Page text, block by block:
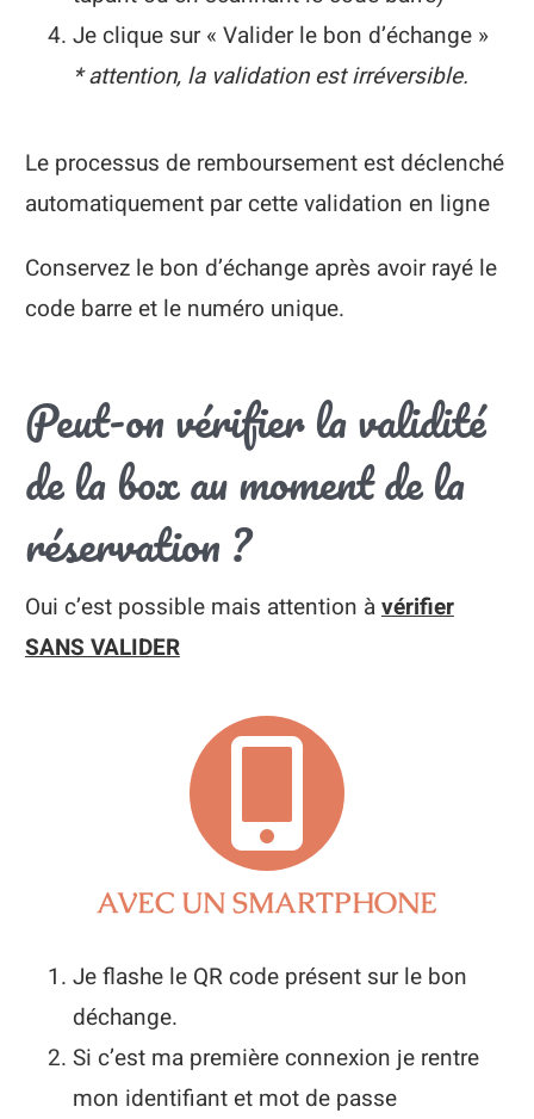
Je clique sur « Valider le bon d’échange »
* attention, la validation est irréversible.
Le processus de remboursement est déclenché
automatiquement par cette validation en ligne
Conservez le bon d’échange après avoir rayé le
code barre et le numéro unique.
Peut-on vérifier la validité
de la box au moment de la
réservation ?
Oui c’est possible mais attention àvérifier
SANS VALIDER
AVEC UN SMARTPHONE
Je flashe le QR code présent sur le bon
déchange.
Si c’est ma première connexion je rentre
mon identifiant et mot de passe